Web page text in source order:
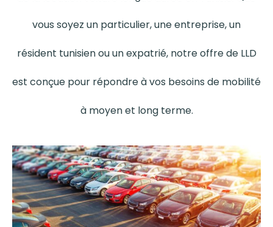
vous soyez un particulier, une entreprise, un
résident tunisien ou un expatrié, notre offre de LLD
est conçue pour répondre à vos besoins de mobilité
à moyen et long terme.